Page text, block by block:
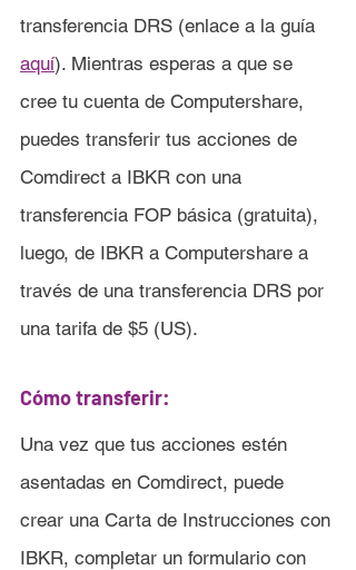
transferencia DRS (enlace a la guía
aquí). Mientras esperas a que se
cree tu cuenta de Computershare,
puedes transferir tus acciones de
Comdirect a IBKR con una
transferencia FOP básica (gratuita),
luego, de IBKR a Computershare a
través de una transferencia DRS por
una tarifa de $5 (US).
Cómo transferir:
Una vez que tus acciones estén
asentadas en Comdirect, puede
crear una Carta de Instrucciones con
IBKR, completar un formulario con